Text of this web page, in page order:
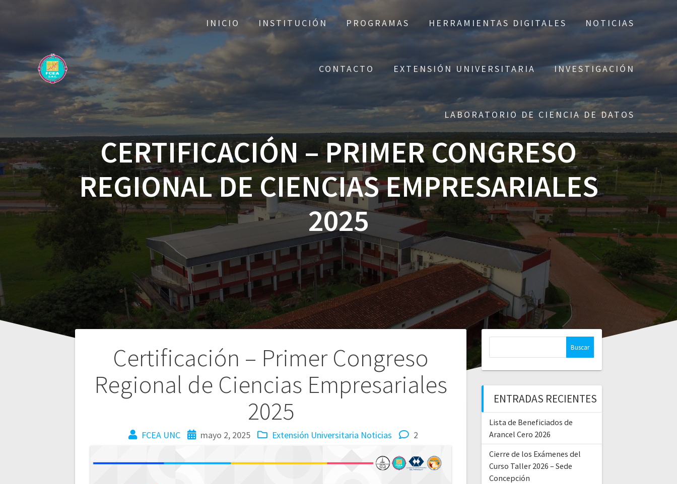
INICIO INSTITUCIÓN PROGRAMAS HERRAMIENTAS DIGITALES NOTICIAS
CONTACTO EXTENSIÓN UNIVERSITARIA INVESTIGACIÓN
LABORATORIO DE CIENCIA DE DATOS
CERTIFICACIÓN – PRIMER CONGRESO
REGIONAL DE CIENCIAS EMPRESARIALES
2025
Certificación – Primer Congreso
Regional de Ciencias Empresariales
2025
FCEA UNC mayo 2, 2025 Extensión Universitaria Noticias 2
ENTRADAS RECIENTES
Lista de Beneficiados de
Arancel Cero 2026
Cierre de los Exámenes del
Curso Taller 2026 – Sede
Concepción